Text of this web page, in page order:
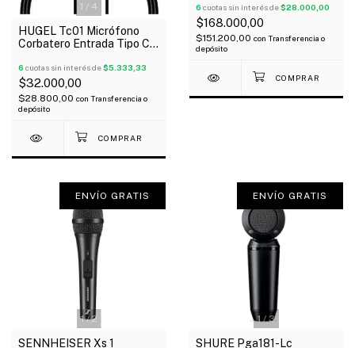
1 / 4
HUGEL Tc01 Micrófono
Corbatero Entrada Tipo C
Oferta!
6 cuotas sin interés de$5.333,33
$32.000,00
$28.800,00 con Transferencia o
depósito
Estudio Y Escenarios
6 cuotas sin interés de$28.000,00
$168.000,00
$151.200,00 con Transferencia o
depósito
1/2
ENVÍO GRATIS
SENNHEISER Xs 1
1/3
ENVÍO GRATIS
SHURE Pga181-Lc